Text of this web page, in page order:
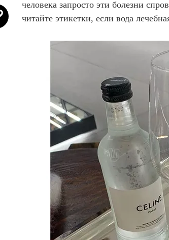
человека запросто эти болезни
читайте этикетки, если вода